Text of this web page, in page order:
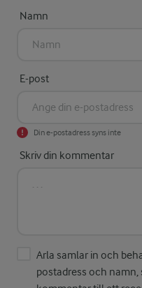
Namn
E-post
Din e-postadress syns inte
Skriv din kommentar
Arla samlar in och
postadress och